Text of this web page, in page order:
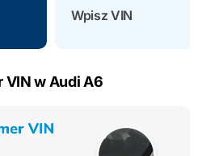
Wpisz VIN
VIN w Audi A6